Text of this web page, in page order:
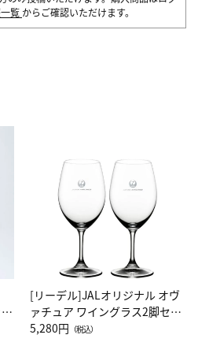
覧 からご確認いただけます。
[リーデル]JALオリジナル オヴ
ァチュア ワイングラス2脚セッ
ト（レッドワイン）
5,280円 （税込）